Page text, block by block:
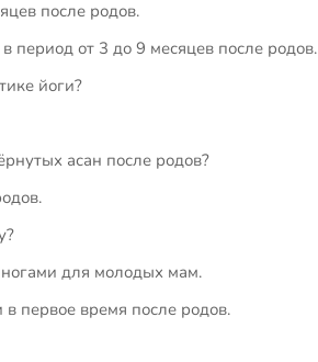
после родов.
период от 3 до 9 месяцев после родов.
йоги?
асан после родов?
для молодых мам.
первое время после родов.